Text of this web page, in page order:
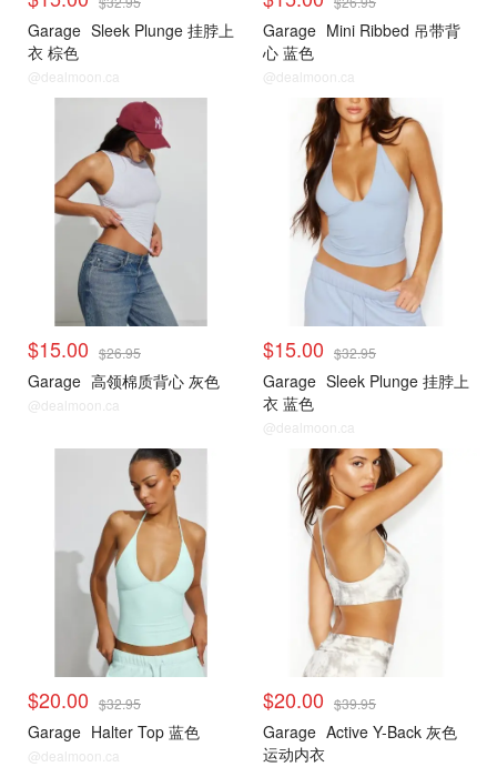
Garage Sleek Plunge 挂脖上
衣 棕色
@dealmoon.ca
Garage Mini Ribbed 吊带背
心 蓝色
@dealmoon.ca
$15.00 $26.95
Garage 高领棉质背心 灰色
@dealmoon.ca
<25刀合集
$15.00 $32.95
Garage Sleek Plunge 挂脖上
衣 蓝色
@dealmoon.ca
$20.00 $32.95
Garage Halter Top 蓝色
@dealmoon.ca
<25刀合集
$20.00 $39.95
Garage Active Y-Back 灰色
运动内衣